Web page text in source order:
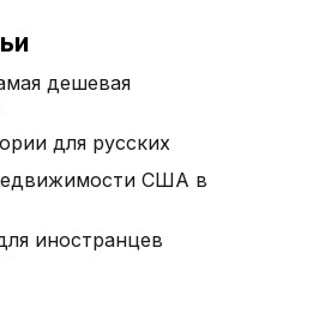
дешевая
для русских
США в
иностранцев